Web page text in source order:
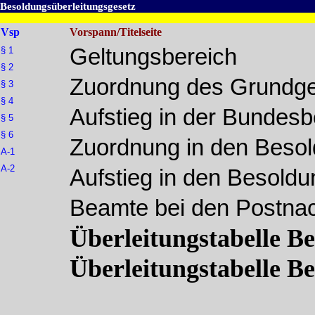
Besoldungsüberleitungsgesetz
Vsp Vorspann/Titelseite
§ 1
§ 2
§ 3
§ 4
§ 5
§ 6
A-1
A-2
Geltungsbereich
Zuordnung des
Aufstieg in der
Zuordnung in den
Aufstieg in den
Beamte bei den
Überleitungstabelle
Überleitungstabelle